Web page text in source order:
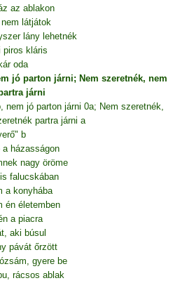
az ablakon
látjátok
lány lehetnék
piros kláris
oda
jó parton járni; Nem szeretnék, nem
járni
nem jó parton járni 0a; Nem szeretnék,
partra járni a
b
a házasságon
nagy öröme
falucskában
a konyhába
én életemben
a piacra
aki búsul
pávát őrzött
gyere be
rácsos ablak